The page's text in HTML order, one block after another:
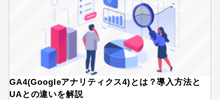
GA4(Googleアナリティクス4)とは？導入方法と
UAとの違いを解説